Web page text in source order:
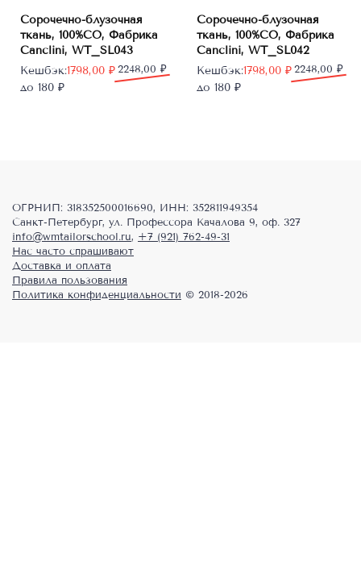
Сорочечно-блузочная
ткань, 100%CO, Фабрика
Canclini, WT_SL043
2248,00 ₽
Первоначальная
цена
1798,00 ₽
Текущая
цена:
Кешбэк:
до 180 ₽
Сорочечно-блузочная
ткань, 100%CO, Фабрика
Canclini, WT_SL042
2248,00 ₽
Первоначальная
цена
1798,00 ₽
Текущая
цена:
Кешбэк:
до 180 ₽
ОГРНИП: 318352500016690, ИНН: 352811949354
Санкт-Петербург, ул. Профессора Качалова 9, оф. 327
info@wmtailorschool.ru, +7 (921) 762-49-31
Нас часто спрашивают
Доставка и оплата
Правила пользования
Политика конфиденциальности © 2018-2026